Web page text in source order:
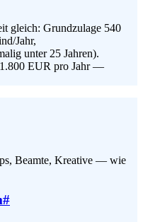
gleich: Grundzulage 540
Jahr,
unter 25 Jahren).
1.800 EUR pro Jahr —
Beamte, Kreative — wie
#